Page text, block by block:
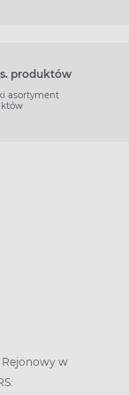
produktów
asortyment
Rejonowy w